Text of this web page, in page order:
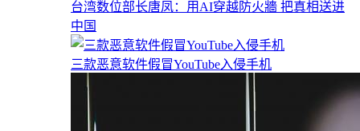
台湾数位部长唐凤：用AI穿越防火牆 把真相送进
中国
三款恶意软件假冒YouTube入侵手机